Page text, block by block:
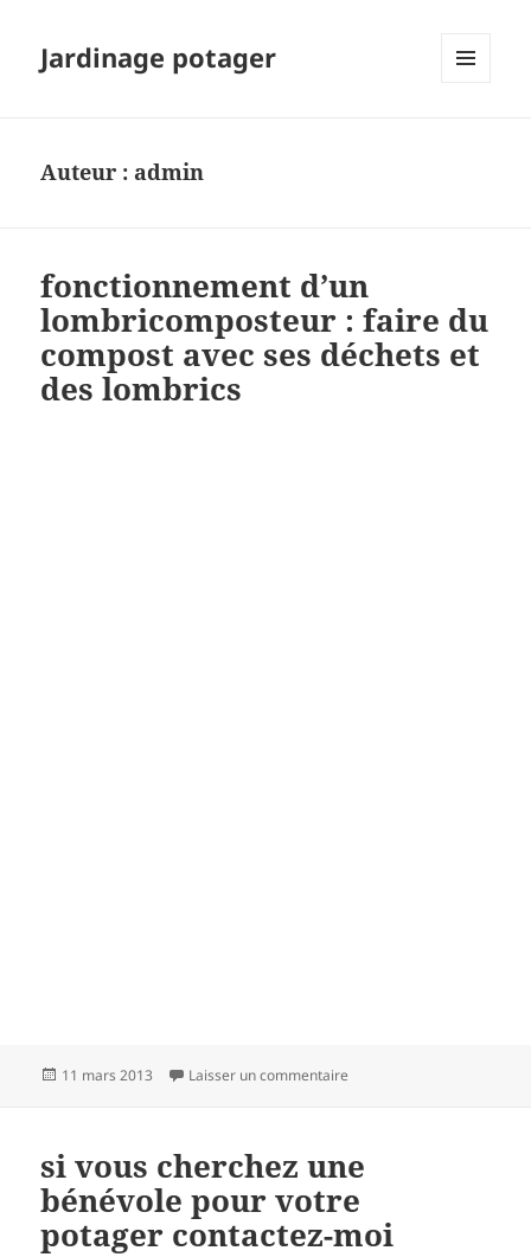
Jardinage potager
Auteur : admin
fonctionnement d’un
lombricomposteur : faire du
compost avec ses déchets et
des lombrics
Publié
11 mars 2013 Laisser un commentaire
si vous cherchez une
bénévole pour votre
potager contactez-moi